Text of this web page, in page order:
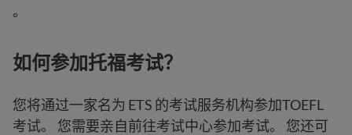
。
如何参加托福考试？
您将通过一家名为 ETS 的考试服务机构参加TOEFL
考试。 您需要亲自前往考试中心参加考试。 您还可